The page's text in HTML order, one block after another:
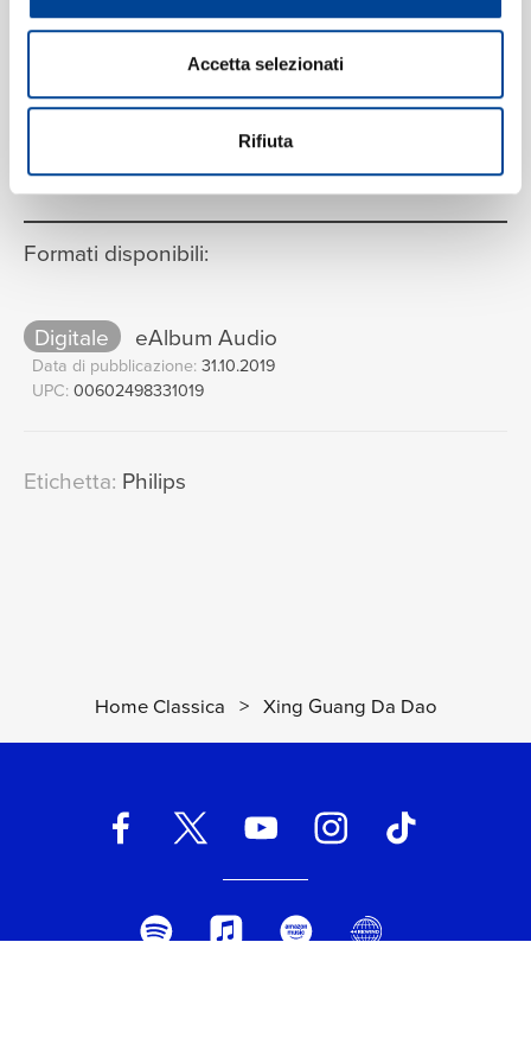
Accetta selezionati
Rifiuta
VEDI LA TRACKLIST COMPLETA
Formati disponibili:
Digitale eAlbum Audio
Data di pubblicazione: 31.10.2019
UPC: 00602498331019
Etichetta: Philips
Home Classica > Xing Guang Da Dao